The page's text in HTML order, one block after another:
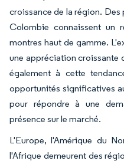
croissance de la région. Des
Colombie connaissent un
montres haut de gamme.
une appréciation croissante
également à cette
opportunités significatives
pour répondre à une
présence sur le marché.
L'Europe, l'Amérique du
l'Afrique demeurent des